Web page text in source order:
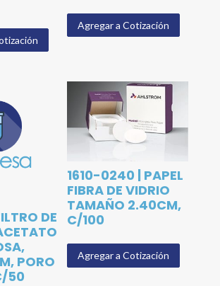
Agregar a Cotización
DE
PORO
50
1610-0240 | PAPEL
FIBRA DE VIDRIO
TAMAÑO 2.40CM,
C/100
Agregar a Cotización